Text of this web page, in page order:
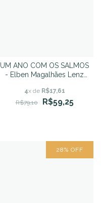
UM ANO COM OS SALMOS
- Elben Magalhães Lenz
4x de R$17,61
R$79,10
R$59,25
28% OFF